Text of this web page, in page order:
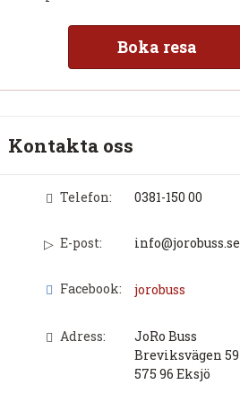
Boka resa
Kontakta oss
Telefon: 0381-150 00
E-post: info@jorobuss.se
Facebook: jorobuss
Adress:
JoRo Buss
Breviksvägen 59
575 96 Eksjö